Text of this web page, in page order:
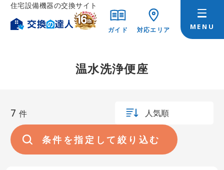
住宅設備機器の交換サイト
ガイド 対応エリア
温水洗浄便座
7 件
条件を指定して絞り込む
人気順